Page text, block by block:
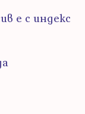
е с индекс